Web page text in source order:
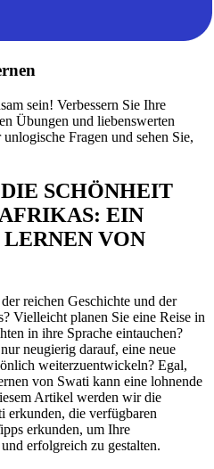
sein! Verbessern Sie Ihre
Übungen und liebenswerten
Fragen und sehen Sie,
SCHÖNHEIT
EIN
VON
reichen Geschichte und der
Vielleicht planen Sie eine Reise in
in ihre Sprache eintauchen?
neugierig darauf, eine neue
weiterzuentwickeln? Egal,
von Swati kann eine lohnende
Artikel werden wir die
erkunden, die verfügbaren
erkunden, um Ihre
erfolgreich zu gestalten.